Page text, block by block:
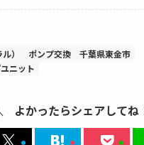
）
ポンプ交換
千葉県東金市
ニット
よかったらシェアしてね